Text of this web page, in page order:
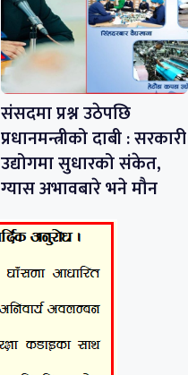
संसदमा प्रश्न उठेपछि
प्रधानमन्त्रीको दाबी : सरकारी
उद्योगमा सुधारको संकेत,
ग्यास अभावबारे भने मौन